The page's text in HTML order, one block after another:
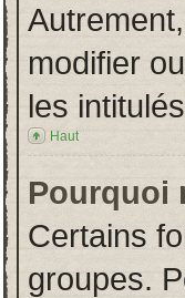
modifier
les
Haut
Pourquoi
Certains
groupes.